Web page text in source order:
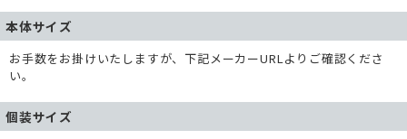
本体サイズ
お手数をお掛けいたしますが、下記メーカーURLよりご確認くださ
い。
個装サイズ